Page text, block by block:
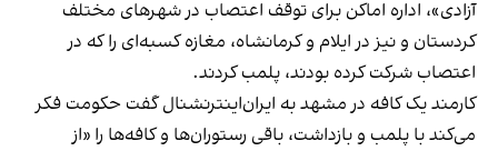
آزادی»، اداره اماکن برای توقف اعتصاب در شهرهای مختلف
کردستان و نیز در ایلام و کرمانشاه، مغازه کسبه‌ای را که در
اعتصاب شرکت کرده بودند، پلمب کردند.
کارمند یک کافه در مشهد به ایران‌اینترنشنال گفت حکومت فکر
می‌کند با پلمب و بازداشت، باقی رستوران‌ها و کافه‌ها را «از